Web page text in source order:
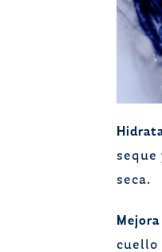
seque
seca.
cuello